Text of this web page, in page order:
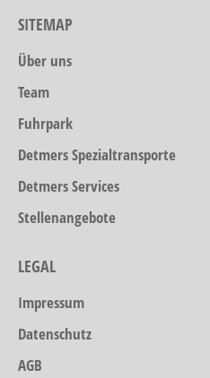
SITEMAP
Über uns
Team
Fuhrpark
Detmers Spezialtransporte
Detmers Services
Stellenangebote
LEGAL
Impressum
Datenschutz
AGB